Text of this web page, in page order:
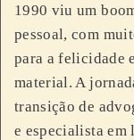
1990 viu um
pessoal, com
para a felicidade
material. A
transição de
e especialista em